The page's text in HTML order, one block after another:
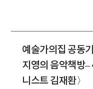
예술가의집 공동
지영의 음악책방
니스트 김재환〉